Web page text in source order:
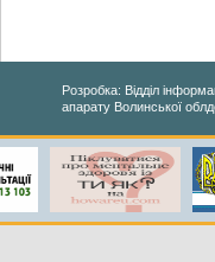
Розробка: Відділ
апарату Волинської